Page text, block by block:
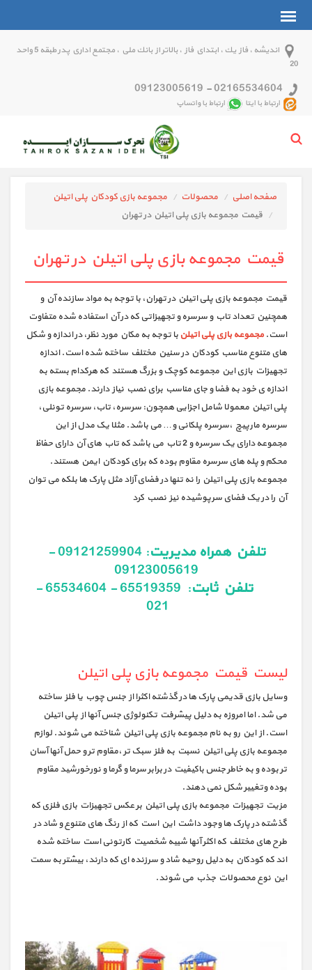
انديشه ، فاز يك ، ابتداي فاز ، بالاتر از بانك ملي ، مجتمع اداري پدر طبقه 5 واحد
20
02165534604
-
09123005619
ارتباط با ایتا ارتباط با واتساپ
صفحه اصلی محصولات
مجموعه بازی کودکان پلی اتیلن
قیمت مجموعه بازی پلی اتیلن در تهران
قیمت مجموعه بازی پلی اتیلن در تهران
قیمت مجموعه بازی پلی اتیلن در تهران، با توجه به مواد سازنده آن و
همچنین تعداد تاب و سرسره و تجهیزاتی که در آن استفاده شده متفاوت
است. مجموعه بازی پلی اتیلن با توجه به مکان مورد نظر، در اندازه و شکل
های متنوع مناسب کودکان در سنین مختلف ساخته شده است. اندازه
تجهیزات بازی این مجموعه کوچک و بزرگ هستند که هرکدام بسته به
اندازه ی خود به فضا و جای مناسب برای نصب نیاز دارند. مجموعه بازی
پلی اتیلن معمولا شامل اجزایی همچون: سرسره، تاب، سرسره تونلی،
سرسره مارپیچ ،سرسره پلکانی و… می باشد. مثلا یک مدل از این
مجموعه دارای یک سرسره و 2 تاب می باشد که تاب های آن دارای حفاظ
محکم و پله های سرسره مقاوم بوده که برای کودکان ایمن هستند.
مجموعه بازی پلی اتیلن را نه تنها در فضای آزاد مثل پارک ها بلکه می توان
آن را در یک فضای سرپوشیده نیز نصب کرد
تلفن همراه مدیریت:
09121259904 -
09123005619
تلفن ثابت:
65519359 - 65534604 -
021
لیست قیمت مجموعه بازی پلی اتیلن
وسایل بازی قدیمی پارک ها در گذشته اکثرا از جنس چوب یا فلز ساخته
می شد. اما امروزه به دلیل پیشرفت تکنولوژی جنس آنها از پلی اتیلن
است. از این رو به نام مجموعه بازی پلی اتیلن شناخته می شوند. لوازم
مجموعه بازی پلی اتیلن نسبت به فلز سبک تر ،مقاوم تر و حمل آنها آسان
تر بوده و به خاطر جنس باکیفیت در برابر سرما و گرما و نورخورشید مقاوم
بوده وتغییر شکل نمی دهند.
مزیت تجهیزات مجموعه بازی پلی اتیلن بر عکس تجهیزات بازی فلزی که
گذشته در پارک ها وجود داشت این است که از رنگ های متنوع و شاد در
طرح های مختلف که اکثر آنها شبیه شخصیت کارتونی است ساخته شده
اند که کودکان به دلیل روحیه شاد و سرزنده ای که دارند، بیشتر به سمت
این نوع محصولات جذب می شوند.